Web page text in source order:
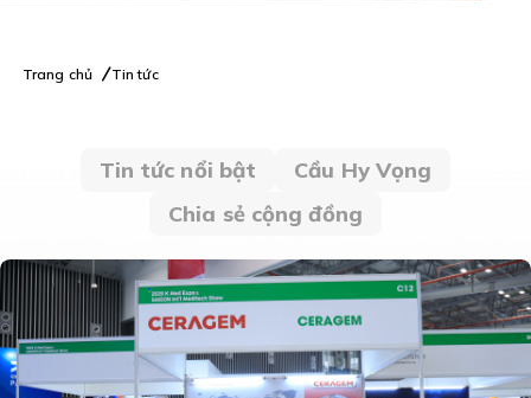
Trang chủ Tin tức
Tin tức nổi bật
Cầu Hy Vọng
Chia sẻ cộng đồng